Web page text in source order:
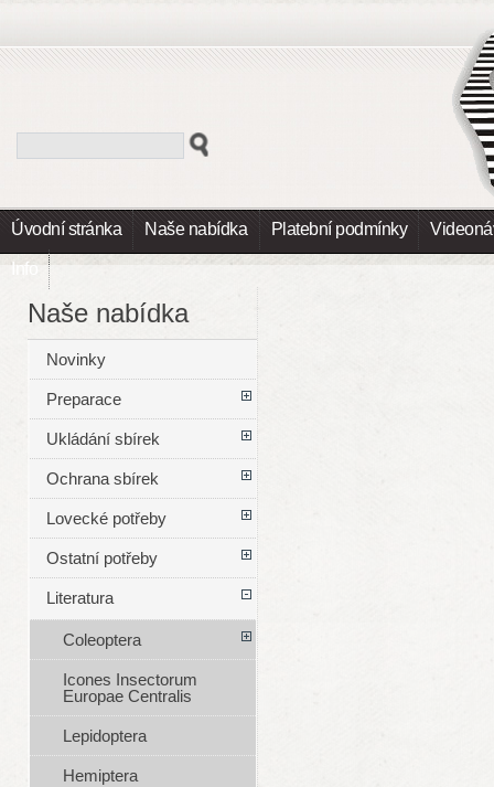
Úvodní stránka Naše nabídka Platební podmínky
Info
Naše nabídka
Novinky
Preparace
Ukládání sbírek
Ochrana sbírek
Lovecké potřeby
Ostatní potřeby
Literatura
Coleoptera
Icones Insectorum
Europae Centralis
Lepidoptera
Hemiptera